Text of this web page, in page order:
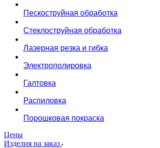
Пескоструйная обработка
Стеклоструйная обработка
Лазерная резка и гибка
Электрополировка
Галтовка
Распиловка
Порошковая покраска
Цены
Изделия на заказ